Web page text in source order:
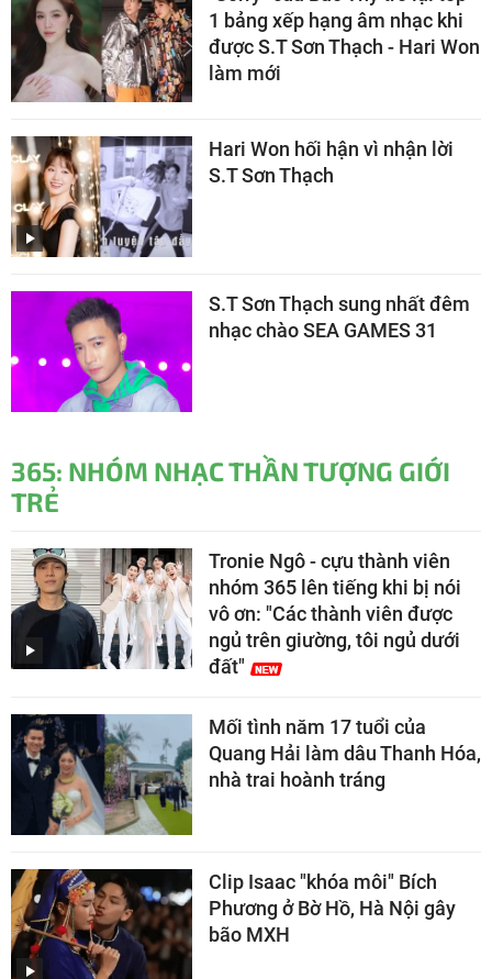
1 bảng xếp hạng âm nhạc khi
được S.T Sơn Thạch - Hari Won
làm mới
Hari Won hối hận vì nhận lời
S.T Sơn Thạch
S.T Sơn Thạch sung nhất đêm
nhạc chào SEA GAMES 31
365: NHÓM NHẠC THẦN TƯỢNG GIỚI
TRẺ
Tronie Ngô - cựu thành viên
nhóm 365 lên tiếng khi bị nói
vô ơn: "Các thành viên được
ngủ trên giường, tôi ngủ dưới
đất"
Mối tình năm 17 tuổi của
Quang Hải làm dâu Thanh Hóa,
nhà trai hoành tráng
Clip Isaac "khóa môi" Bích
Phương ở Bờ Hồ, Hà Nội gây
bão MXH